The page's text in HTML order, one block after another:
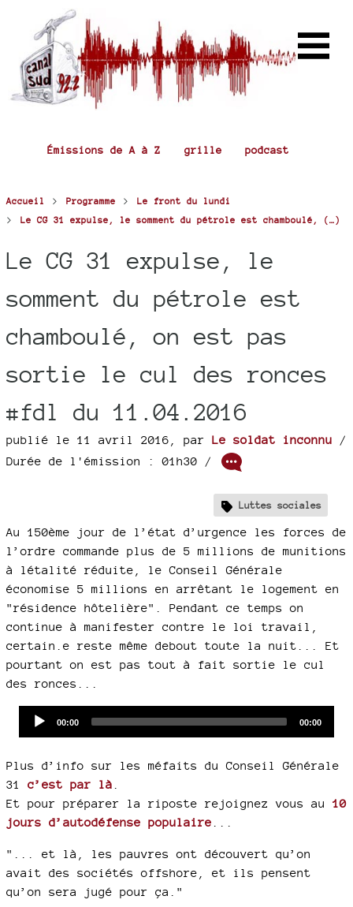
Émissions de A à Z grille podcast
Accueil > Programme > Le front du lundi
> Le CG 31 expulse, le somment du pétrole est chamboulé, (…)
Le CG 31 expulse, le
somment du pétrole est
chamboulé, on est pas
sortie le cul des ronces
#fdl du 11.04.2016
publié le 11 avril 2016 par Le soldat inconnu
/
Durée de l'émission : 01h30 /
Luttes sociales
Au 150ème jour de l’état d’urgence les forces de
l’ordre commande plus de 5 millions de munitions
à létalité réduite, le Conseil Générale
économise 5 millions en arrêtant le logement en
"résidence hôtelière". Pendant ce temps on
continue à manifester contre le loi travail,
certain.e reste même debout toute la nuit... Et
pourtant on est pas tout à fait sortie le cul
des ronces...
Current
00:00
Total
00:00
Plus d’info sur les méfaits du Conseil Générale
31 c’est par là
Et pour préparer la riposte rejoignez vous au 10
jours d’autodéfense populaire
"... et là, les pauvres ont découvert qu’on
avait des sociétés offshore, et ils pensent
qu’on sera jugé pour ça."